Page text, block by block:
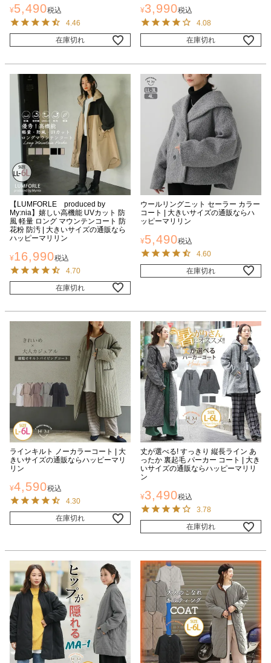
¥5,490税込
4.46
在庫切れ
¥3,990税込
4.08
在庫切れ
【LUMFORLE produced by
My:nia】嬉しい高機能 UVカット 防
風 軽量 ロング マウンテンコート 防
花粉 防汚 | 大きいサイズの通販なら
ハッピーマリリン
¥16,990税込
4.70
在庫切れ
ウールリングニット セーラー カラー
コート | 大きいサイズの通販ならハ
ッピーマリリン
¥5,490税込
4.60
在庫切れ
ラインキルト ノーカラーコート | 大
きいサイズの通販ならハッピーマリ
リン
¥4,590税込
4.30
在庫切れ
丈が選べる! すっきり 縦長ライン あ
ったか 裏起毛 パーカー コート | 大き
いサイズの通販ならハッピーマリリ
ン
¥3,490税込
3.78
在庫切れ